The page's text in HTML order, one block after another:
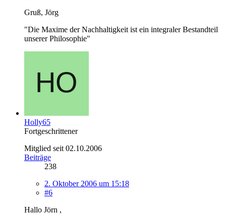
Gruß, Jörg
"Die Maxime der Nachhaltigkeit ist ein integraler Bestandteil
unserer Philosophie"
Holly65
Fortgeschrittener
Mitglied seit 02.10.2006
Beiträge
238
2. Oktober 2006 um 15:18
#6
Hallo Jörn ,